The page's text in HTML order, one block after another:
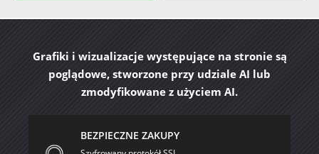
Grafiki i wizualizacje występujące na stronie są
poglądowe, stworzone przy udziale AI lub
zmodyfikowane z użyciem AI.
BEZPIECZNE ZAKUPY